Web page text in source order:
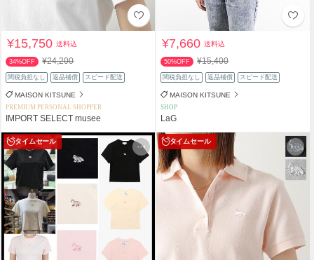
¥15,750送料込
34%OFF ¥24,200
関税負担なし 返品補償 スピード配送
MAISON KITSUNE
PREMIUM PERSONAL SHOPPER
IMPORT SELECT musee
¥7,660送料込
50%OFF ¥15,400
関税負担なし 返品補償 スピード配送
MAISON KITSUNE
SHOP
LaG
タイムセール タイムセール